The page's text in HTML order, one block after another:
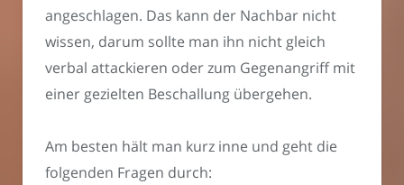
angeschlagen. Das kann der Nachbar nicht
wissen, darum sollte man ihn nicht gleich
verbal attackieren oder zum Gegenangriff mit
einer gezielten Beschallung übergehen.
Am besten hält man kurz inne und geht die
folgenden Fragen durch: